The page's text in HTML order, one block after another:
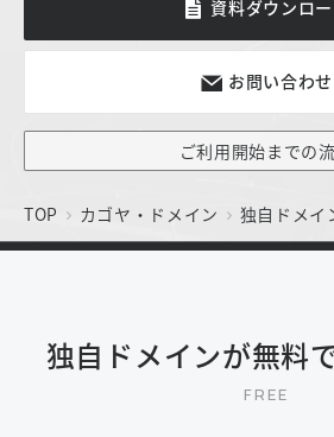
資料ダウンロ
お問い合わせ
ご利用開始までの
TOP カゴヤ・ドメイン 独自ドメイ
独自ドメインが無料